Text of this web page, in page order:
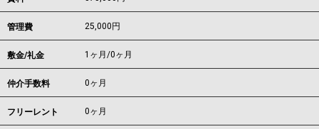
管理費 25,000円
敷金/礼金 1ヶ月/0ヶ月
仲介手数料 0ヶ月
フリーレント 0ヶ月